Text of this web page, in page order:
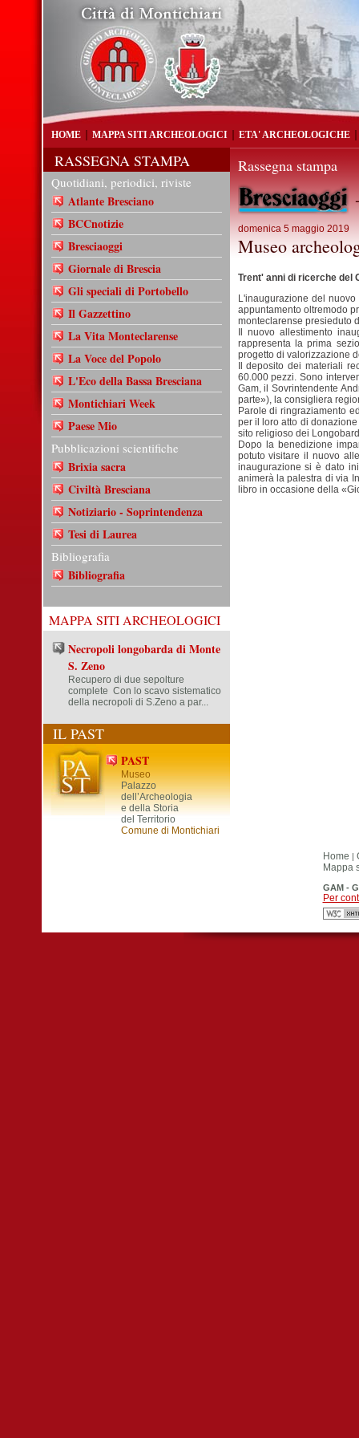
HOME MAPPA SITI ARCHEOLOGICI ETA' ARCHEOLOGICHE
RASSEGNA STAMPA
Quotidiani, periodici, riviste
Atlante Bresciano
BCCnotizie
Bresciaoggi
Giornale di Brescia
Gli speciali di Portobello
Il Gazzettino
La Vita Monteclarense
La Voce del Popolo
L'Eco della Bassa Bresciana
Montichiari Week
Paese Mio
Pubblicazioni scientifiche
Brixia sacra
Civiltà Bresciana
Notiziario - Soprintendenza
Tesi di Laurea
Bibliografia
Bibliografia
MAPPA SITI ARCHEOLOGICI
Necropoli longobarda di Monte
S. Zeno
Recupero di due sepolture
complete Con lo scavo sistematico
della necropoli di S.Zeno a par...
IL PAST
PAST
Museo
Palazzo
dell’Archeologia
e della Storia
del Territorio
Comune di Montichiari
Rassegna stampa
-
domenica 5 maggio 2019
Museo
Trent' anni di ricerche del
L'inaugurazione del
appuntamento oltremodo
monteclarense presieduto
Il nuovo allestimento
rappresenta la prima
progetto di valorizzazione
Il deposito dei materiali
60.000 pezzi. Sono
Gam, il Sovrintendente
parte»), la consigliera
Parole di ringraziamento
per il loro atto di
sito religioso dei
Dopo la benedizione
potuto visitare il nuovo
inaugurazione si è dato
animerà la palestra di via
libro in occasione della
Home |
Mappa
GAM -
Per